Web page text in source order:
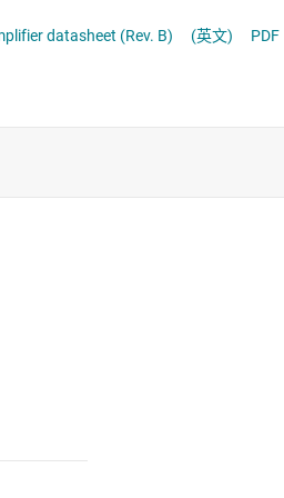
CMOS Operational Amplifier datasheet (Rev. B) (英文) PDF